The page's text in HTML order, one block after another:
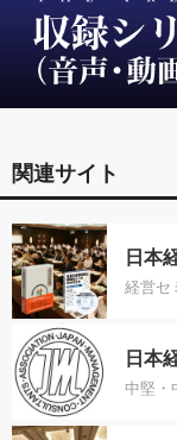
関連サイト
日本
経営セ
日本
中堅・